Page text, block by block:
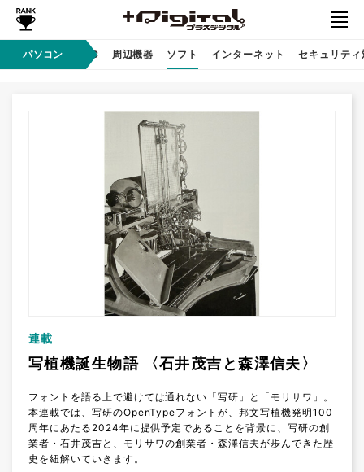
パソコン
クノロジ AI PC 周辺機器 ソフト インターネット セキュリティ
連載
写植機誕生物語 〈石井茂吉と森澤信夫〉
フォントを語る上で避けては通れない「写研」と「モリサワ」。
本連載では、写研のOpenTypeフォントが、邦文写植機発明100
周年にあたる2024年に提供予定であることを背景に、写研の創
業者・石井茂吉と、モリサワの創業者・森澤信夫が歩んできた歴
史を紐解いていきます。